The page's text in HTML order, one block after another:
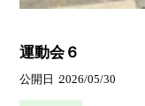
運動会６
公開日 2026/05/30